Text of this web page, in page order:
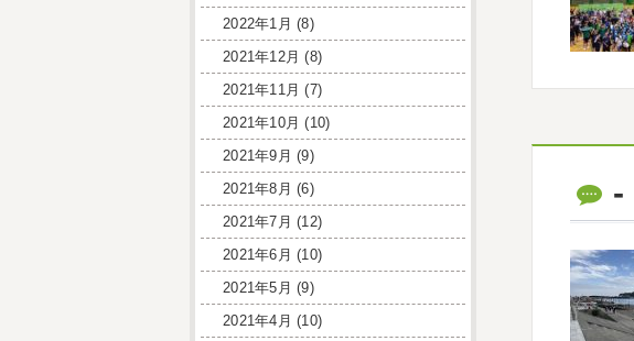
2022年1月 (8)
2021年12月 (8)
2021年11月 (7)
2021年10月 (10)
2021年9月 (9)
2021年8月 (6)
2021年7月 (12)
2021年6月 (10)
2021年5月 (9)
2021年4月 (10)